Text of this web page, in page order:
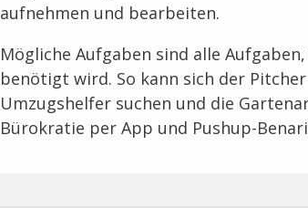
aufnehmen und bearbeiten.
Mögliche Aufgaben sind alle
benötigt wird. So kann sich der
Umzugshelfer suchen und die
Bürokratie per App und Pushup-